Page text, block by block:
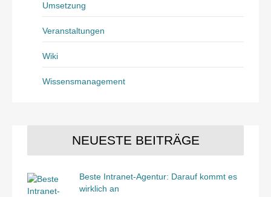
Umsetzung
Veranstaltungen
Wiki
Wissensmanagement
NEUESTE BEITRÄGE
Beste Intranet-Agentur: Darauf kommt es
wirklich an